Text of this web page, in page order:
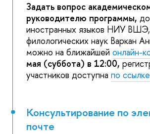
Задать вопрос
руководителю программы,
иностранных языков НИУ
филологических наук Варкан
можно на ближайшейонлайн-
мая (суббота) в 12:00,
участников доступнапо ссылке
Консультирование по
почте